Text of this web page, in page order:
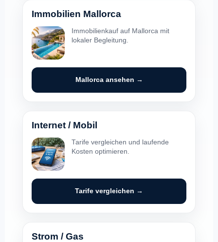
Immobilien Mallorca
Immobilienkauf auf Mallorca mit
lokaler Begleitung.
Mallorca ansehen →
Internet / Mobil
Tarife vergleichen und laufende
Kosten optimieren.
Tarife vergleichen →
Strom / Gas